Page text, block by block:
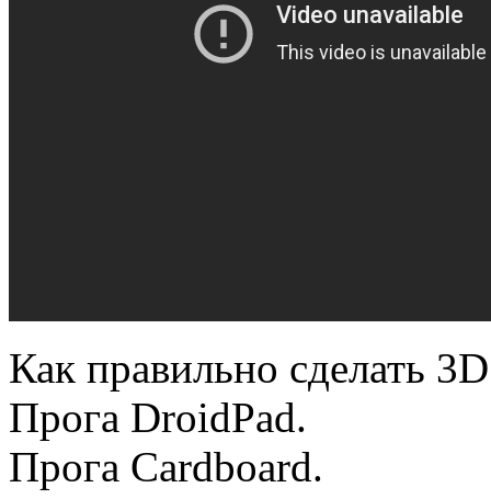
Как правильно сделать
Прога DroidPad.
Прога Cardboard.